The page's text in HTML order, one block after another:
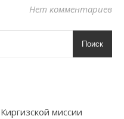
Нет комментариев
Поиск
миссии